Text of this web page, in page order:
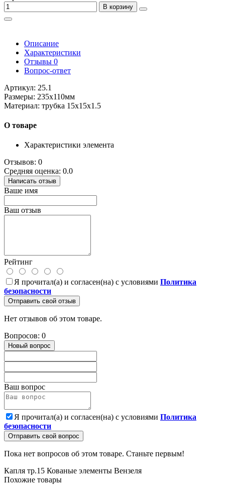
В корзину
Описание
Характеристики
Отзывы 0
Вопрос-ответ
Артикул: 25.1
Размеры: 235х110мм
Материал: трубка 15х15х1.5
О товаре
Характеристики элемента
Отзывов: 0
Средняя оценка: 0.0
Написать отзыв
Ваше имя
Ваш отзыв
Рейтинг
Я прочитал(а) и согласен(на) с условиями Политика
безопасности
Отправить свой отзыв
Нет отзывов об этом товаре.
Вопросов: 0
Новый вопрос
Ваш вопрос
Я прочитал(а) и согласен(на) с условиями Политика
безопасности
Отправить свой вопрос
Пока нет вопросов об этом товаре. Станьте первым!
Капля тр.15 Кованые элементы Вензеля
Похожие товары